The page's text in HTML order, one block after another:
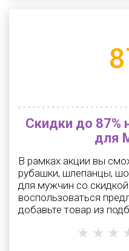
Скидки до 87%
для
В рамках акции вы
рубашки, шлепанцы,
для мужчин со
воспользоваться
добавьте товар из